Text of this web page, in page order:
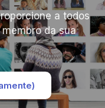
a todos
da sua